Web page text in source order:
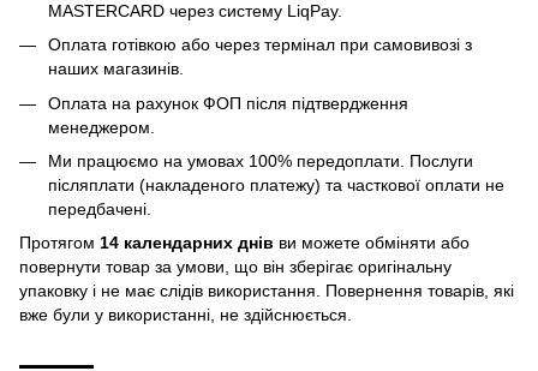
MASTERCARD через систему LiqPay.
Оплата готівкою або через термінал при самовивозі з
наших магазинів.
Оплата на рахунок ФОП після підтвердження
менеджером.
Ми працюємо на умовах 100% передоплати. Послуги
післяплати (накладеного платежу) та часткової оплати не
передбачені.
Протягом 14 календарних днів ви можете обміняти або
повернути товар за умови, що він зберігає оригінальну
упаковку і не має слідів використання. Повернення товарів, які
вже були у використанні, не здійснюється.